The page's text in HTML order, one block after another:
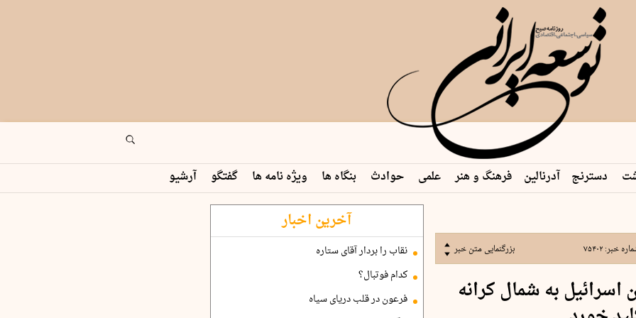
دسترنج آدرنالین فرهنگ و هنر علمی حوادث بنگاه ها ویژه نامه ها گفتگو آرشیو
خبر:۷۵۴۰۲ بزرگنمایی متن خبر
به شمال کرانه
آخرین اخبار
نقاب را بردار آقای ستاره
کدام فوتبال؟
فرعون در قلب دریای سیاه